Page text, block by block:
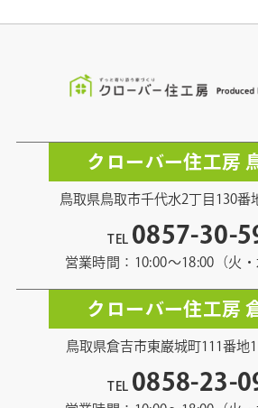
クローバー住工房
鳥取県鳥取市千代水2丁目130番
TEL 0857-30-
営業時間：10:00〜18:00（火・
クローバー住工房
鳥取県倉吉市東巌城町111番地1
TEL 0858-23-